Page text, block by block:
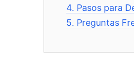
4. Pasos para
5. Preguntas